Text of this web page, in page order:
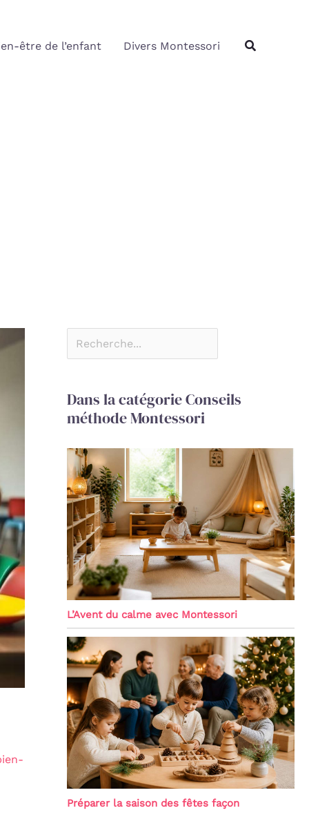
être de l’enfant Divers Montessori
Dans la catégorie Conseils
méthode Montessori
L’Avent du calme avec Montessori
Préparer la saison des fêtes façon